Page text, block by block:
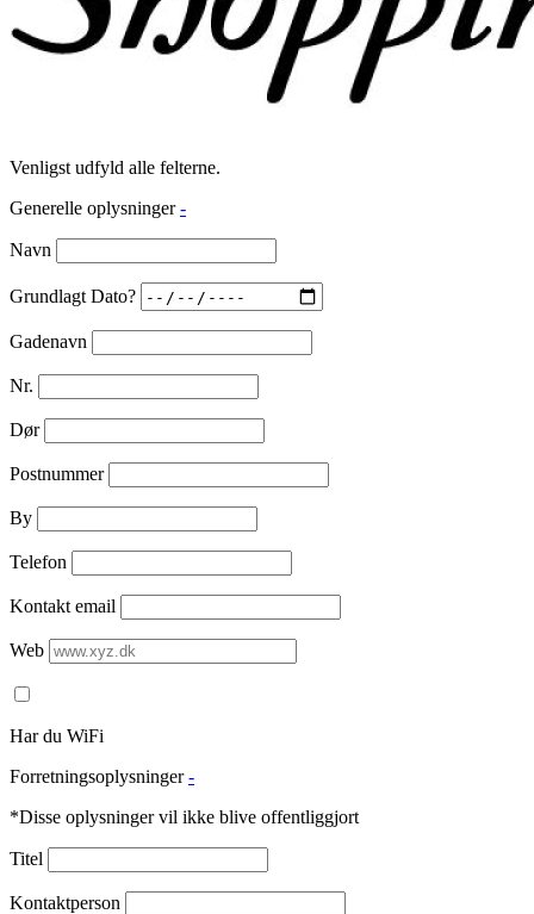
Venligst udfyld alle felterne.
Generelle oplysninger -
Navn
Grundlagt Dato?
Gadenavn
Nr.
Dør
Postnummer
By
Telefon
Kontakt email
Web
Har du WiFi
Forretningsoplysninger -
*Disse oplysninger vil ikke blive offentliggjort
Titel
Kontaktperson